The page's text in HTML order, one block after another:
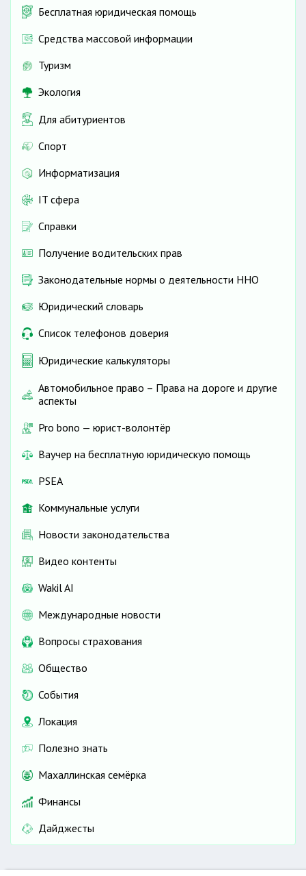
Бесплатная юридическая помощь
Средства массовой информации
Туризм
Экология
Для абитуриентов
Спорт
Информатизация
IT сфера
Справки
Получение водительских прав
Законодательные нормы о деятельности ННО
Юридический словарь
Список телефонов доверия
Юридические калькуляторы
Автомобильное право – Права на дороге и другие
аспекты
Pro bono — юрист-волонтёр
Ваучер на бесплатную юридическую помощь
PSEA
Коммунальные услуги
Новости законодательства
Видео контенты
Wakil AI
Международные новости
Вопросы страхования
Общество
События
Локация
Полезно знать
Махаллинская семёрка
Финансы
Дайджесты